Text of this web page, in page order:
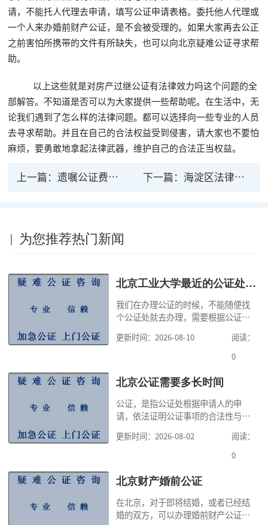
请，不能托人代理去申请，填写公证申请表格。委托他人代理或
一个人来办婚前财产公证，是不会被受理的。如果大家再去公正
之前害怕所携带的文件有所缺失，也可以向北京疑难公证寻求帮
助。
以上这些就是对房产过继公证有法律效力吗这个问题的全
部解答。不知道是否可以为大家提供一些帮助呢。在生活中，无
论我们遇到了怎么样的法律问题。都可以选择向一些专业的人员
去寻求帮助。并且在自己的合法权益受到侵害，请大家也不要怕
麻烦，要勇敢地拿起法律武器，维护自己的合法正当权益。
上一篇：遗嘱公证费用的法律规定 下一篇： 海淀区法律公证处是什么性质
为您推荐热门新闻
北京工业大学最近的公证处电话
我们在办理公证的时候，不能随便找
个公证处就去办理，需要根据公证事
能向不动产所在地的公证处申请办
理，有的公证可以在申请人住所地、
证处申请办理，因此，公证咨询提示
知道自己办理何种公证，自己可以向
哪个公证书提出
更新时间：2026-08-10
阅读：
0
北京公证需要多长时间
公证，是指公证处根据申请人的申
请，依法证明公证事项的合法性与真
高公证事项的效力，固定证据，但是
很多人不知道在北京办理公证需要多
家，办理公证的时候除了需要按照公
道北京公证需要什么材料,北京公证需
要多少钱？北京公
更新时间：2026-08-02
阅读：
0
北京财产婚前公证
在北京，对于即将结婚，或者已经结
婚的双方，可以办理婚前财产公证，